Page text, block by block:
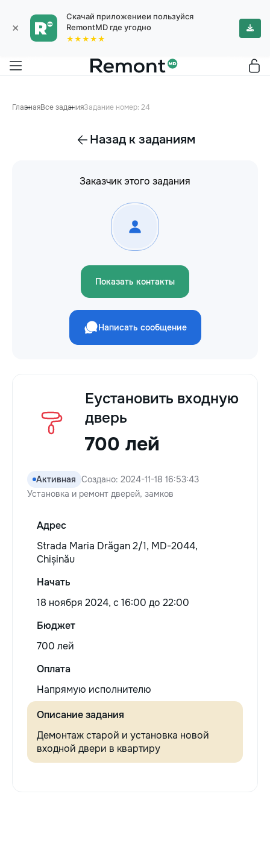
×
Скачай приложениеи пользуйся
RemontMD где угодно
★★★★★
ГлавнаяВсе заданияЗадание номер: 24
Назад к заданиям
Заказчик этого задания
Показать контакты
Написать сообщение
Eустановить входную
дверь
700 лей
Активная Создано: 2024-11-18 16:53:43
Установка и ремонт дверей, замков
Адрес
Strada Maria Drăgan 2/1, MD-2044,
Chișinău
Начать
18 ноября 2024, c 16:00 до 22:00
Бюджет
700 лей
Оплата
Напрямую исполнителю
Описание задания
Демонтаж старой и установка новой
входной двери в квартиру